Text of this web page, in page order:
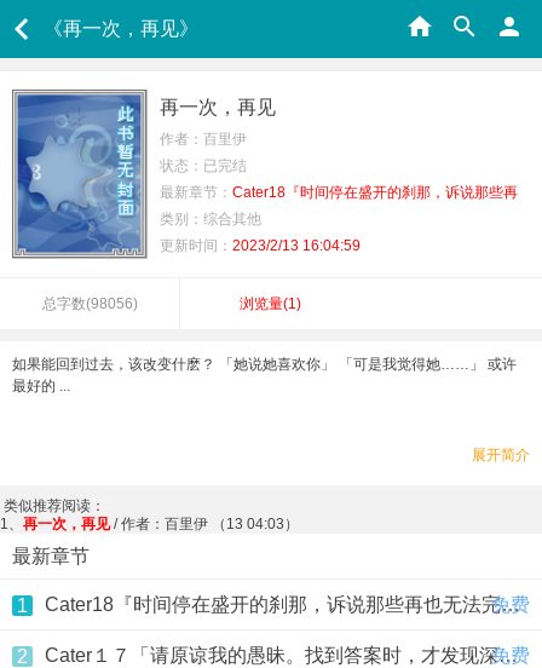
《再一次，再见》
再一次，再见
作者：百里伊
状态：已完结
最新章节： Cater18『时间停在盛开的刹那，诉说那些再
也无法完成的梦。』
类别：综合其他
更新时间： 2023/2/13 16:04:59
总字数(98056) 浏览量(1)
如果能回到过去，该改变什麽？ 「她说她喜欢你」 「可是我觉得她……」 或许
最好的 ...
展开简介
类似推荐阅读：
1、 再一次，再见/ 作者：百里伊 （13 04:03）
最新章节
1 Cater18『时间停在盛开的刹那，诉说那些再也无法完成的梦。』免费
2 Cater１７「请原谅我的愚昧。找到答案时，才发现深陷其中无法自拔。」免费